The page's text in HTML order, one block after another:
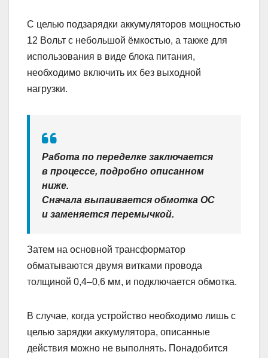
С целью подзарядки аккумуляторов мощностью
12 Вольт с небольшой ёмкостью, а также для
использования в виде блока питания,
необходимо включить их без выходной
нагрузки.
Работа по переделке заключается
в процессе, подробно описанном
ниже.
Сначала выпаивается обмотка ОС
и заменяется перемычкой.
Затем на основной трансформатор
обматываются двумя витками провода
толщиной 0,4–0,6 мм, и подключается обмотка.
В случае, когда устройство необходимо лишь с
целью зарядки аккумулятора, описанные
действия можно не выполнять. Понадобится